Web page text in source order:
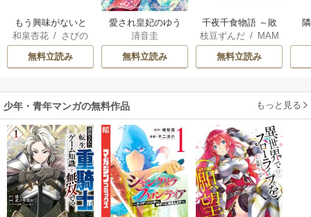
もう興味がないと
離婚された令嬢の
意外と楽しい新生
活
和泉杏花 / さびの
ぶち
無料立読み
愛され皇妃のゆう
うつ
清音圭
無料立読み
千夜千食物語 ～敗
国の姫ですが氷の
皇子殿下がどうも
溺愛してくれてい
枝豆ずんだ/ MAM
AKOTO / 鴉羽凛燈
無料立読み
少年・青年マンガの無料作品 もっと見る